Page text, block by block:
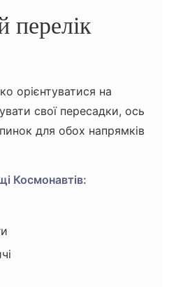
перелік
орієнтуватися на
свої пересадки, ось
для обох напрямків
Космонавтів: